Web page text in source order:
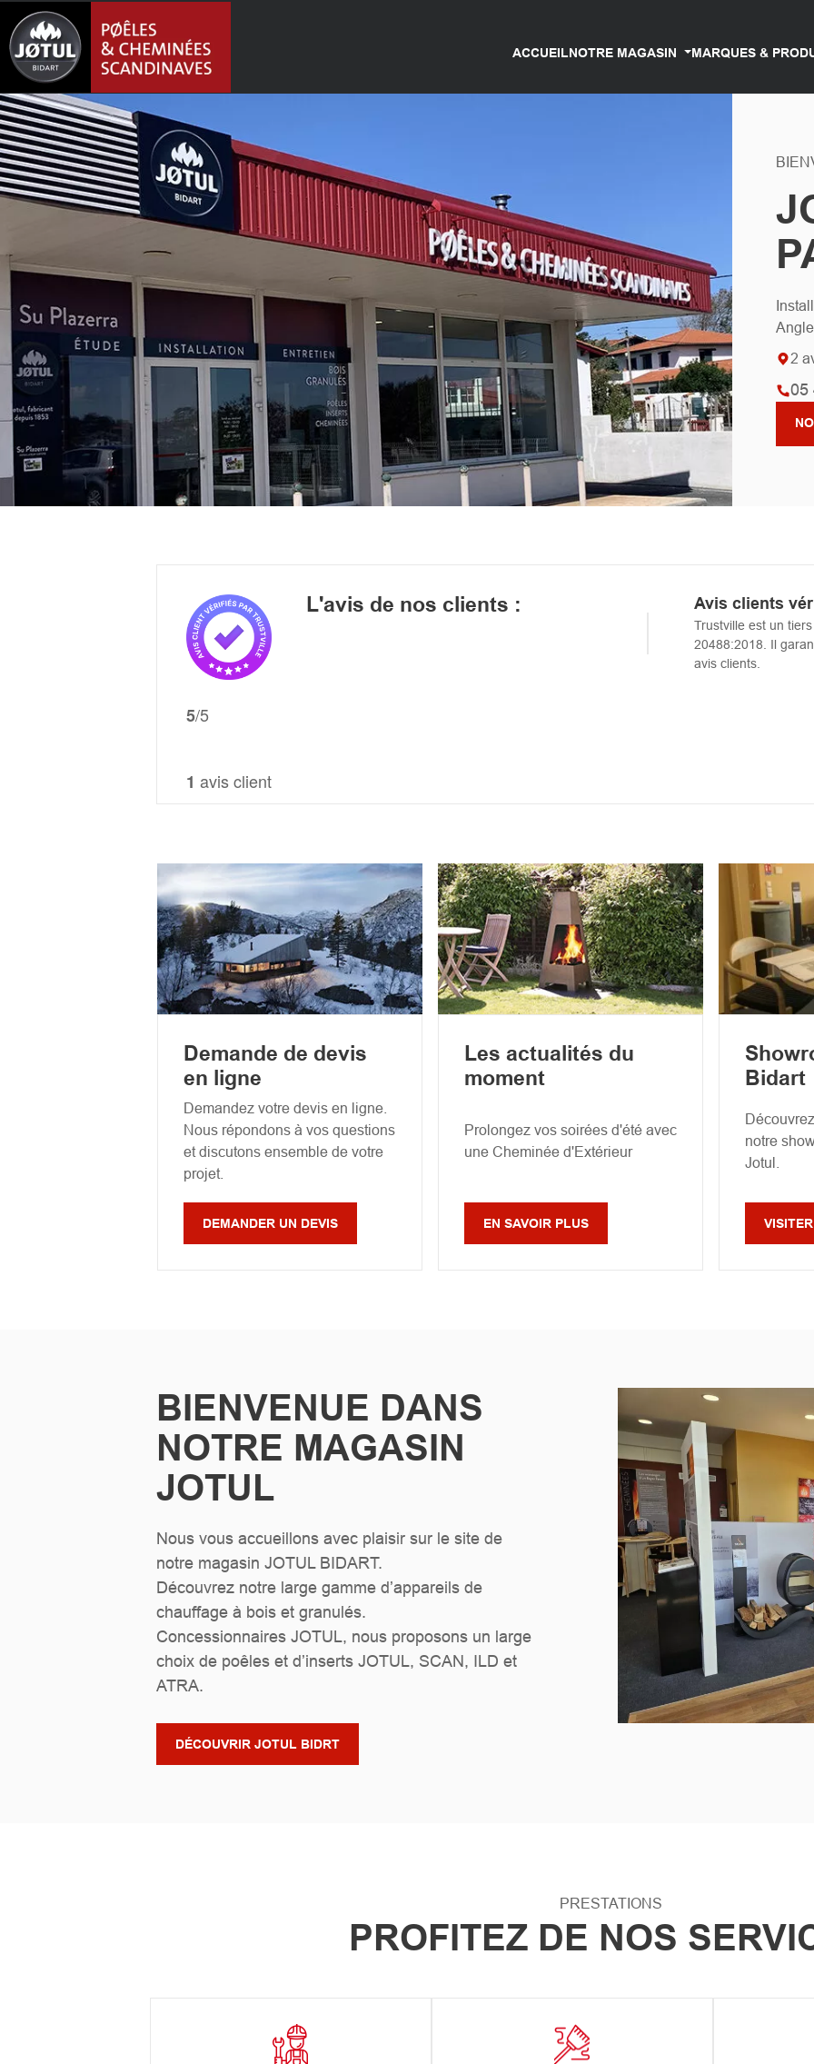
ACCUEILNOTRE MAGASIN MARQUES &
2
05
L'avis de nos clients :
5/5
1 avis client
Avis clients
Trustville est un
20488:2018. Il
avis clients.
Demande de devis
en ligne
Demandez votre devis en ligne.
Nous répondons à vos questions
et discutons ensemble de votre
projet.
DEMANDER UN DEVIS
Les actualités du
moment
Prolongez vos soirées d'été avec
une Cheminée d'Extérieur
EN SAVOIR PLUS
Bidart
notre
Jotul.
VISITER
BIENVENUE DANS
NOTRE MAGASIN
JOTUL
Nous vous accueillons avec plaisir sur le site de
notre magasin JOTUL BIDART.
Découvrez notre large gamme d’appareils de
chauffage à bois et granulés.
Concessionnaires JOTUL, nous proposons un large
choix de poêles et d’inserts JOTUL, SCAN, ILD et
ATRA.
DÉCOUVRIR JOTUL BIDRT
PRESTATIONS
PROFITEZ DE NOS